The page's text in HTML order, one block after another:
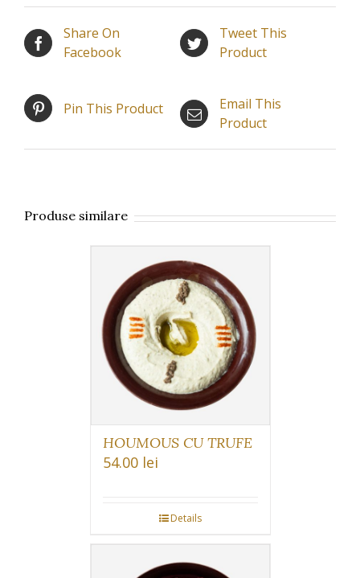
Share On
Facebook
Tweet This
Product
Pin This Product
Email This
Product
Produse similare
HOUMOUS CU TRUFE
54.00 lei
Details